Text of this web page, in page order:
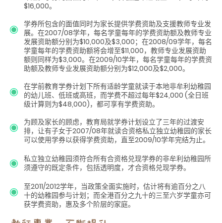
$16,000。
学券所包含的面值同时为家长提供学费资助及支援教师专业发
展。在2007/08学年，每名学童每年的学费资助额及教师专业
发展资助额分别为$10,000及$3,000；在2008/09学年，每名
学童每年的学费资助额将会增至$11,000，教师专业发展资助
额则同样为$3,000。在2009/10学年，每名学童每年的学费资
助额及教师专业发展资助额分别为$12,000及$2,000。
在学前教育学券计划下所有适龄学童就读于本地非牟利幼稚园
的幼儿班、低班或高班，而学费不超过每年$24,000 (全日班
级计算则为$48,000)，都可享有学费资助。
为顾及家长的顾虑，教育局就学券计划设立了三年的过渡安
排，让有子女于2007/08年就读合资格私立独立幼稚园的家长
可以使用学券以获得学费资助，直至2009/10学年完结为止。
私立独立幼稚园须符合所有合资格兑现学券的非牟利幼稚园所
须遵守的既定条件，包括透明度，才合资格兑现学券。
至2011/2012学年，当政策全面实施时，估计将有逾百分之八
十的幼稚园参与计划；而全港百分之九十的三至六岁学童亦可
获学费资助，惠及多个阶层的家庭。